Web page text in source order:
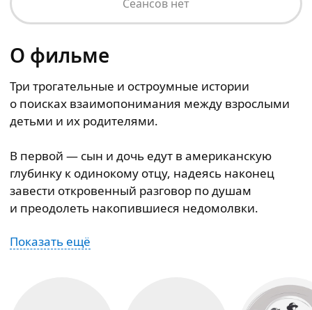
Сеансов нет
О фильме
Три трогательные и остроумные истории
о поисках взаимопонимания между взрослыми
детьми и их родителями.
В первой — сын и дочь едут в американскую
глубинку к одинокому отцу, надеясь наконец
завести откровенный разговор по душам
и преодолеть накопившиеся недомолвки.
Показать ещё